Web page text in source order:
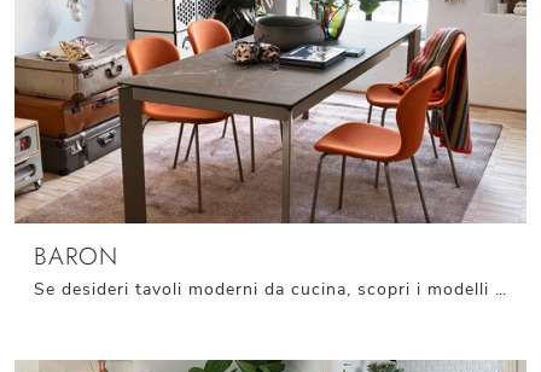
BARON
Se desideri tavoli moderni da cucina, scopri i modelli allungabili di Connubia: clicca e scopri il modello Baron in ceramica.